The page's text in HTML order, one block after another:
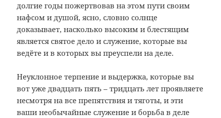
долгие годы пожертвовав на этом пути своим
нафсом и душой, ясно, словно солнце
доказывает, насколько высоким и блестящим
является святое дело и служение, которые вы
ведёте и в которых вы преуспели на деле.
Неуклонное терпение и выдержка, которые вы
вот уже двадцать пять – тридцать лет проявляете
несмотря на все препятствия и тяготы, и эти
ваши необычайные служение и борьба в деле